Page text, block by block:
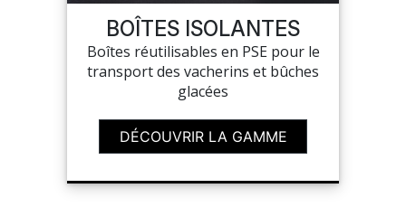
BOÎTES ISOLANTES
Boîtes réutilisables en PSE pour le
transport des vacherins et bûches
glacées
DÉCOUVRIR LA GAMME